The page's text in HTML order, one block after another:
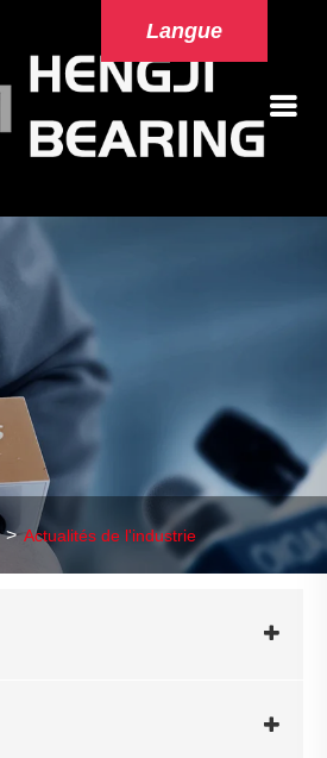
Langue
Actualités de l'industrie